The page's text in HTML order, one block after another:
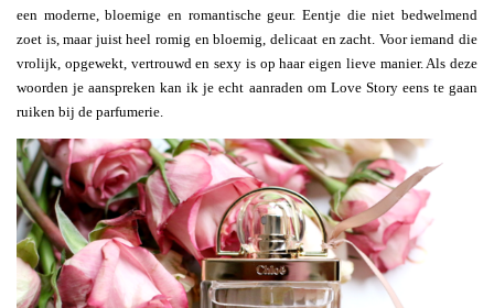
een moderne, bloemige en romantische geur. Eentje die niet bedwelmend
zoet is, maar juist heel romig en bloemig, delicaat en zacht. Voor iemand die
vrolijk, opgewekt, vertrouwd en sexy is op haar eigen lieve manier. Als deze
woorden je aanspreken kan ik je echt aanraden om Love Story eens te gaan
ruiken bij de parfumerie.